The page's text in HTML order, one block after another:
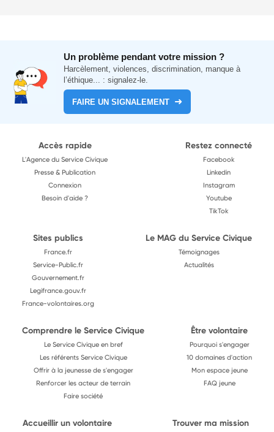
Un problème pendant votre mission ?
Harcèlement, violences, discrimination, manque à
l’éthique... : signalez-le.
FAIRE UN SIGNALEMENT
Accès rapide
L'Agence du Service Civique
Presse & Publication
Connexion
Besoin d'aide ?
Restez connecté
Facebook
Linkedin
Instagram
Youtube
TikTok
Sites publics
France.fr
Service-Public.fr
Gouvernement.fr
Legifrance.gouv.fr
France-volontaires.org
Le MAG du Service Civique
Témoignages
Actualités
Comprendre le Service Civique
Le Service Civique en bref
Les référents Service Civique
Offrir à la jeunesse de s'engager
Renforcer les acteur de terrain
Faire société
Être volontaire
Pourquoi s'engager
10 domaines d'action
Mon espace jeune
FAQ jeune
Accueillir un volontaire Trouver ma mission